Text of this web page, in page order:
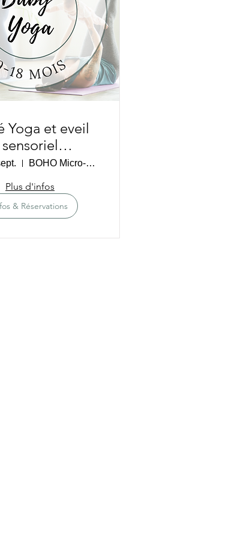
Yoga et eveil
sensoriel
(9-18
- Cugnaux
BOHO Micro-Crèche
Plus d'infos
& Réservations